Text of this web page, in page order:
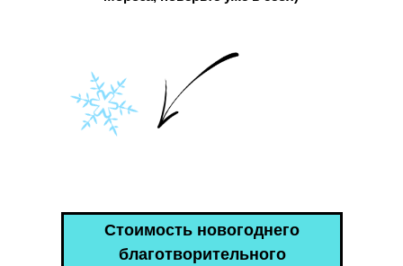
Стоимость новогоднего
благотворительного